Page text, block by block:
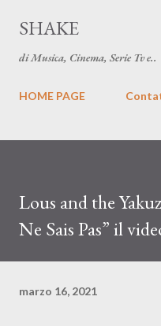
SHAKE
di Musica, Cinema, Serie Tv e..
HOME PAGE
Lous and the
Ne Sais Pas” il
marzo 16, 2021